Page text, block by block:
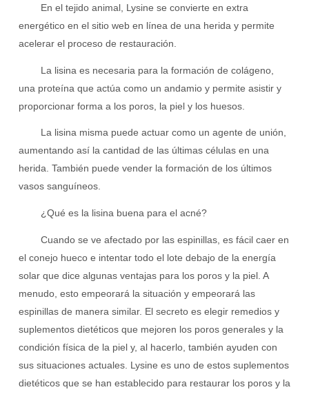
En el tejido animal, Lysine se convierte en extra
energético en el sitio web en línea de una herida y permite
acelerar el proceso de restauración.
La lisina es necesaria para la formación de colágeno,
una proteína que actúa como un andamio y permite asistir y
proporcionar forma a los poros, la piel y los huesos.
La lisina misma puede actuar como un agente de unión,
aumentando así la cantidad de las últimas células en una
herida. También puede vender la formación de los últimos
vasos sanguíneos.
¿Qué es la lisina buena para el acné?
Cuando se ve afectado por las espinillas, es fácil caer en
el conejo hueco e intentar todo el lote debajo de la energía
solar que dice algunas ventajas para los poros y la piel. A
menudo, esto empeorará la situación y empeorará las
espinillas de manera similar. El secreto es elegir remedios y
suplementos dietéticos que mejoren los poros generales y la
condición física de la piel y, al hacerlo, también ayuden con
sus situaciones actuales. Lysine es uno de estos suplementos
dietéticos que se han establecido para restaurar los poros y la